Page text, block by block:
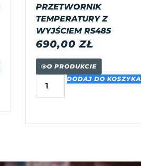
PRZETWORNIK
TEMPERATURY Z
WYJŚCIEM RS485
690,00ZŁ
O PRODUKCIE
DODAJ DO KOSZYKA